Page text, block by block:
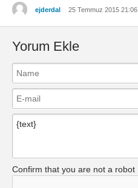
ejderdal 25 Temmuz 2015 21:06
Yorum Ekle
Confirm that you are not a robot